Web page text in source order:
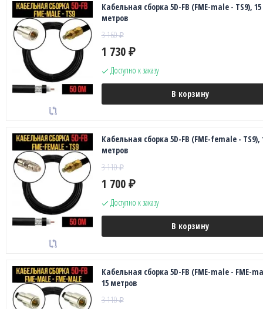
Кабельная сборка 5D-FB (FME-male - TS9), 15
метров
3 160₽
1 730 ₽
Доступно к заказу
В корзину
Кабельная сборка 5D-FB (FME-female - TS9),
метров
3 110₽
1 700 ₽
Доступно к заказу
В корзину
Кабельная сборка 5D-FB (FME-male - FME-
15 метров
3 110₽